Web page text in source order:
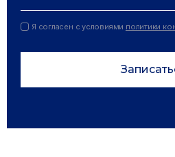
Я согласен с условиями политики